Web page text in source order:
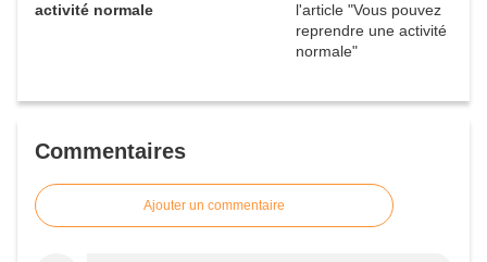
activité normale
Commentaires
Ajouter un commentaire